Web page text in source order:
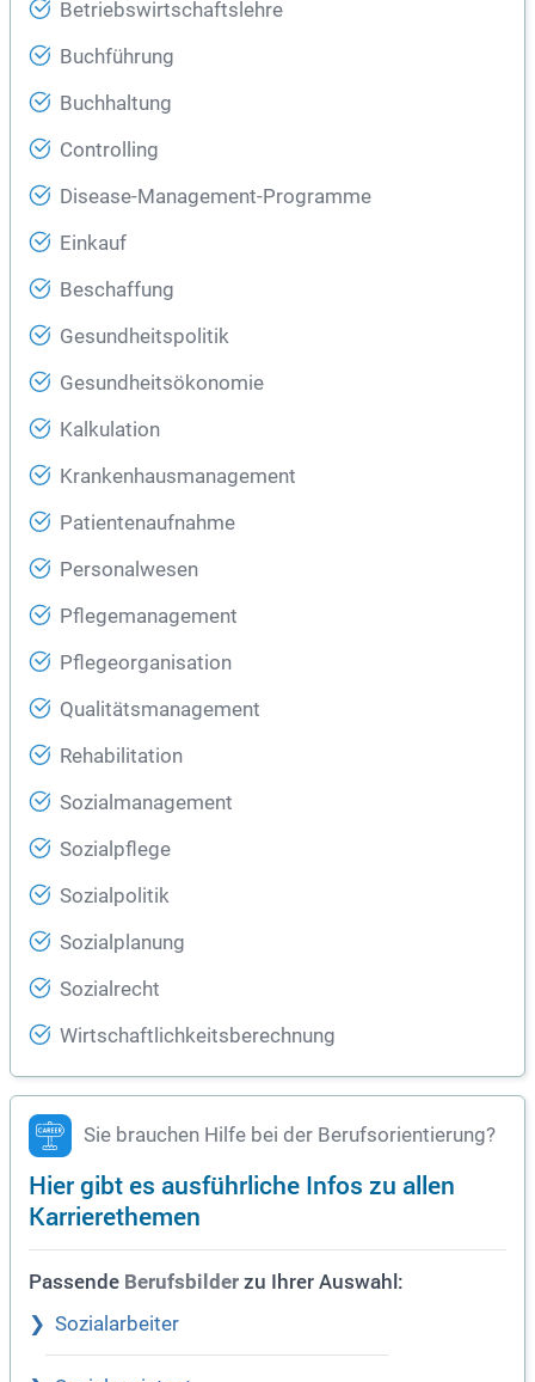
Betriebswirtschaftslehre
Buchführung
Buchhaltung
Controlling
Disease-Management-Programme
Einkauf
Beschaffung
Gesundheitspolitik
Gesundheitsökonomie
Kalkulation
Krankenhausmanagement
Patientenaufnahme
Personalwesen
Pflegemanagement
Pflegeorganisation
Qualitätsmanagement
Rehabilitation
Sozialmanagement
Sozialpflege
Sozialpolitik
Sozialplanung
Sozialrecht
Wirtschaftlichkeitsberechnung
Sie brauchen Hilfe bei der Berufsorientierung?
Hier gibt es ausführliche Infos zu allen
Karrierethemen
Passende Berufsbilder zu Ihrer Auswahl:
Sozialarbeiter